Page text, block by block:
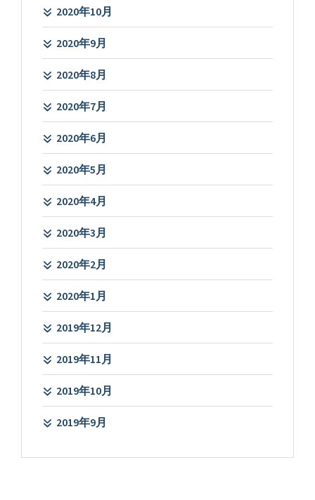
2020年10月
2020年9月
2020年8月
2020年7月
2020年6月
2020年5月
2020年4月
2020年3月
2020年2月
2020年1月
2019年12月
2019年11月
2019年10月
2019年9月